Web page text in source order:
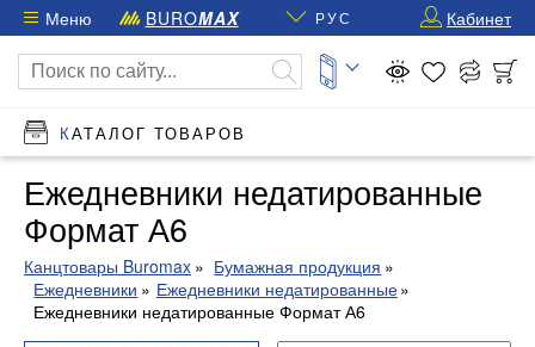
Меню BUROMAX РУС Кабинет
КАТАЛОГ ТОВАРОВ
Ежедневники недатированные
Формат А6
Канцтовары Buromax
Бумажная продукция
Ежедневники
Ежедневники недатированные
Ежедневники недатированные Формат А6